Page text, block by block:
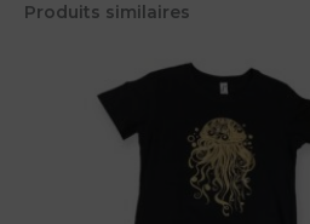
Produits similaires